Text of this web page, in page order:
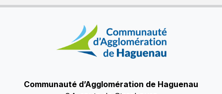
Communauté d’Agglomération de Haguenau